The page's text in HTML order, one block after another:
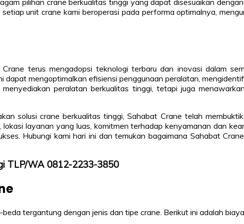
pilihan crane berkualitas tinggi yang dapat disesuaikan
unit crane kami beroperasi pada performa optimalnya,
terus mengadopsi teknologi terbaru dan inovasi dalam
mengoptimalkan efisiensi penggunaan peralatan,
peralatan berkualitas tinggi, tetapi juga
solusi crane berkualitas tinggi, Sahabat Crane telah
layanan yang luas, komitmen terhadap kenyamanan dan
Hubungi kami hari ini dan temukan bagaimana Sahabat
TLP/WA 0812-2233-3850
tergantung dengan jenis dan tipe crane. Berikut ini adalah